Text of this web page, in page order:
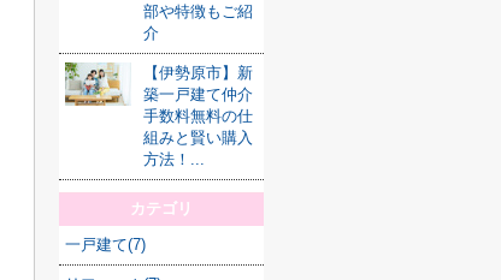
部や特徴もご紹
介
【伊勢原市】新
築一戸建て仲介
手数料無料の仕
組みと賢い購入
方法！...
カテゴリ
一戸建て(7)